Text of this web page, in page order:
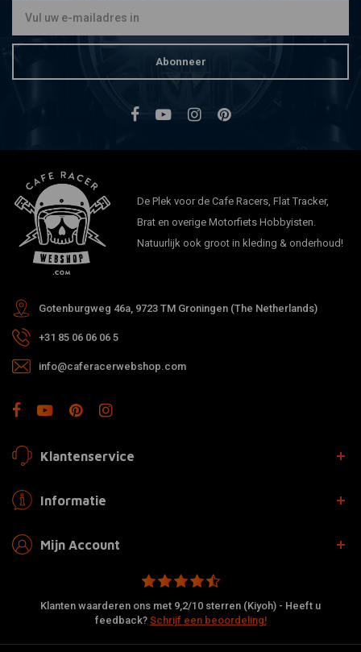
Abonneer
De Plek voor de Cafe Racers, Flat Tracker,
Brat en overige Motorfiets Hobbyisten.
Natuurlijk ook groot in kleding & onderhoud!
Gotenburgweg 46a, 9723 TM Groningen (The Netherlands)
+31 85 06 06 06 5
info@caferacerwebshop.com
Klantenservice
Informatie
Mijn Account
Klanten waarderen ons met 9,2/10 sterren (Kiyoh) - Heeft u
feedback? Schrijf een beoordeling!